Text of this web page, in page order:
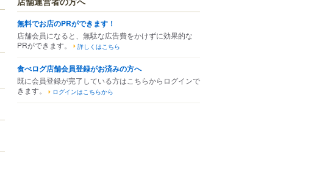
無料でお店のPRができます！
店舗会員になると、無駄な広告費をかけずに効果的な
PRができます。
詳しくはこちら
食べログ店舗会員登録がお済みの方へ
既に会員登録が完了している方はこちらからログインで
きます。
ログインはこちらから